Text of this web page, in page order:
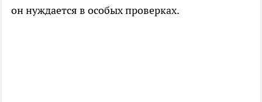
он нуждается в особых проверках.